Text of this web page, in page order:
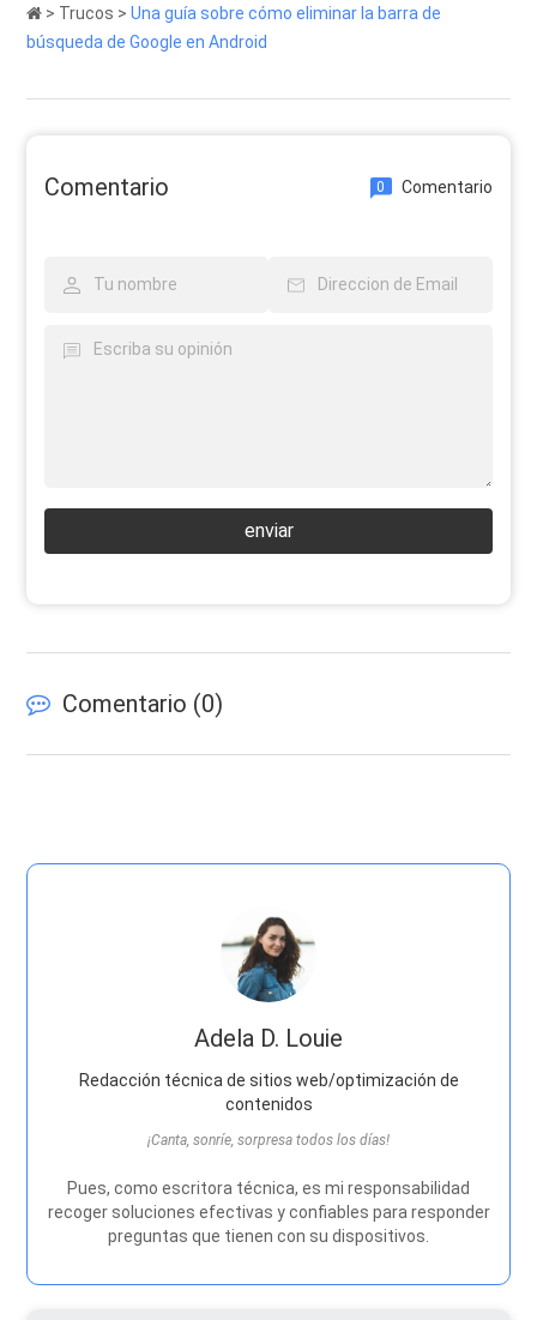
> Trucos >Una guía sobre cómo eliminar la barra de
búsqueda de Google en Android
Comentario 0 Comentario
enviar
Comentario (0)
Adela D. Louie
Redacción técnica de sitios web/optimización de
contenidos
¡Canta, sonríe, sorpresa todos los días!
Pues, como escritora técnica, es mi responsabilidad
recoger soluciones efectivas y confiables para responder
preguntas que tienen con su dispositivos.